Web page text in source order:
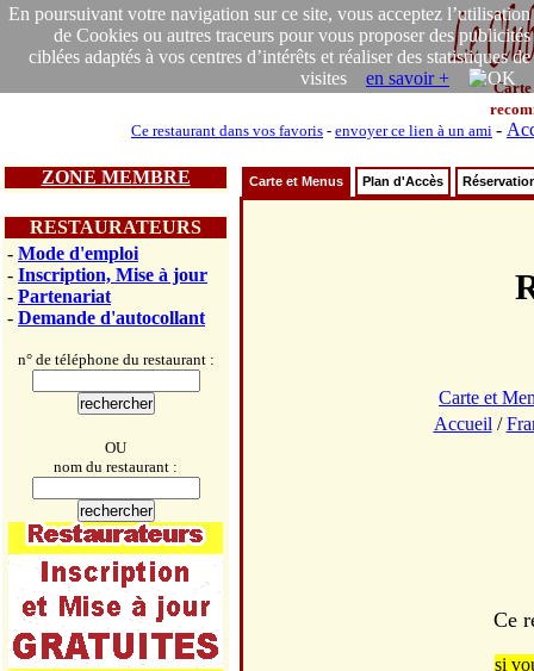
En poursuivant votre navigation sur ce site, vous acceptez l’utilisation
de Cookies ou autres traceurs pour vous proposer des publicités
ciblées adaptés à vos centres d’intérêts et réaliser des statistiques de
visites en savoir +
Carte
Ce restaurant dans vos favoris - envoyer ce lien à un ami -
ZONE MEMBRE
RESTAURATEURS
- Mode d'emploi
- Inscription, Mise à jour
- Partenariat
- Demande d'autocollant
n° de téléphone du restaurant :
OU
nom du restaurant :
Carte et Menus Plan d'Accès
Carte et
Accueil /
Ce
si